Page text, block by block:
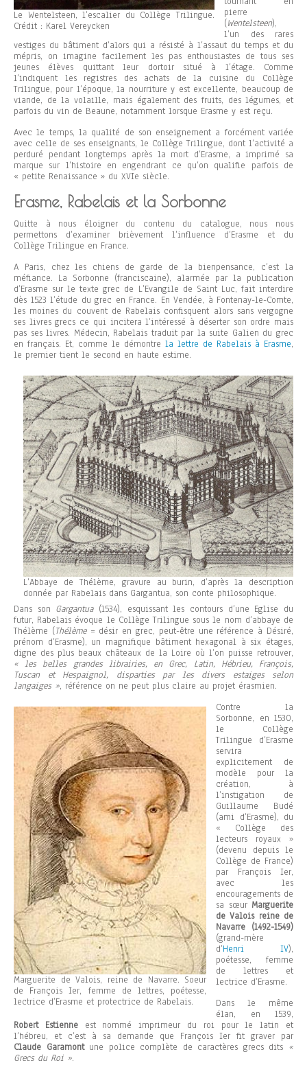
Le Wentelsteen, l’escalier du Collège Trilingue.
Crédit : Karel Vereycken
pierre
(Wentelsteen),
l’un des rares
vestiges du bâtiment d’alors qui a résisté à l’assaut du temps et du
mépris, on imagine facilement les pas enthousiastes de tous ses
jeunes élèves quittant leur dortoir situé à l’étage. Comme
l’indiquent les registres des achats de la cuisine du Collège
Trilingue, pour l’époque, la nourriture y est excellente, beaucoup de
viande, de la volaille, mais également des fruits, des légumes, et
parfois du vin de Beaune, notamment lorsque Erasme y est reçu.
Avec le temps, la qualité de son enseignement a forcément variée
avec celle de ses enseignants, le Collège Trilingue, dont l’activité a
perduré pendant longtemps après la mort d’Erasme, a imprimé sa
marque sur l’histoire en engendrant ce qu’on qualifie parfois de
« petite Renaissance » du XVIe siècle.
Erasme, Rabelais et la Sorbonne
Quitte à nous éloigner du contenu du catalogue, nous nous
permettons d’examiner brièvement l’influence d’Erasme et du
Collège Trilingue en France.
A Paris, chez les chiens de garde de la bienpensance, c’est la
méfiance. La Sorbonne (franciscaine), alarmée par la publication
d’Erasme sur le texte grec de L’Evangile de Saint Luc, fait interdire
dès 1523 l’étude du grec en France. En Vendée, à Fontenay-le-Comte,
les moines du couvent de Rabelais confisquent alors sans vergogne
ses livres grecs ce qui incitera l’intéressé à déserter son ordre mais
pas ses livres. Médecin, Rabelais traduit par la suite Galien du grec
en français. Et, comme le démontre la lettre de Rabelais à Erasme,
le premier tient le second en haute estime.
L’Abbaye de Thélème, gravure au burin, d’après la description
donnée par Rabelais dans Gargantua, son conte philosophique.
Dans son Gargantua(1534), esquissant les contours d’une Eglise du
futur, Rabelais évoque le Collège Trilingue sous le nom d’abbaye de
Thélème (Thélème= désir en grec, peut-être une référence à Désiré,
prénom d’Erasme), un magnifique bâtiment hexagonal à six étages,
digne des plus beaux châteaux de la Loire où l’on puisse retrouver,
« les belles grandes librairies, en Grec, Latin, Hébrieu, François,
Tuscan et Hespaignol, disparties par les divers estaiges selon
langaiges », référence on ne peut plus claire au projet érasmien.
Marguerite de Valois, reine de Navarre. Soeur
de François Ier, femme de lettres, poétesse,
lectrice d’Erasme et protectrice de Rabelais.
Contre la
Sorbonne, en 1530,
le Collège
Trilingue d’Erasme
servira
explicitement de
modèle pour la
création, à
l’instigation de
Guillaume Budé
(ami d’Erasme), du
« Collège des
lecteurs royaux »
(devenu depuis le
Collège de France)
par François Ier,
avec les
encouragements de
sa sœur Marguerite
de Valois reine de
Navarre (1492-1549)
(grand-mère
d’Henri IV),
poétesse, femme
de lettres et
lectrice d’Erasme.
Dans le même
élan, en 1539,
Robert Estienneest nommé imprimeur du roi pour le latin et
l’hébreu, et c’est à sa demande que François Ier fit graver par
Claude Garamontune police complète de caractères grecs dits «
Grecs du Roi ».